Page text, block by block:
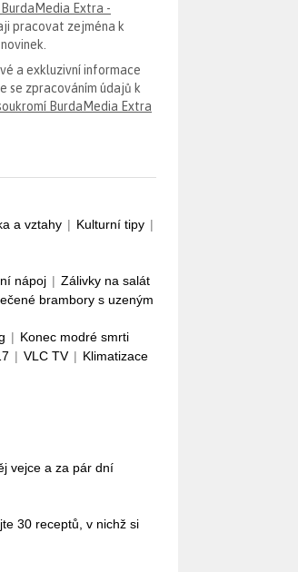
Extra -
pracovat zejména k
a exkluzivní informace
se zpracováním údajů k
BurdaMedia Extra
a vztahy | Kulturní tipy |
nápoj | Zálivky na salát
brambory s uzeným
| Konec modré smrti
| VLC TV | Klimatizace
vejce a za pár dní
30 receptů, v nichž si